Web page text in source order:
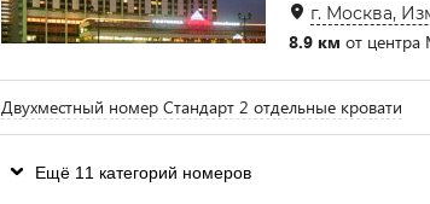
г. Москва,
8.9 км от
Двухместный номер Стандарт 2 отдельные кровати
Ещё 11 категорий номеров